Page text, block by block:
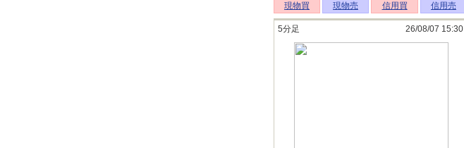
現物買 現物売 信用買 信用売
5分足 26/08/07 15:30